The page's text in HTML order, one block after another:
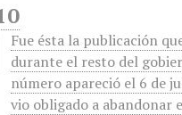
Fue ésta la publicación
durante el resto del
número apareció el 6 de
vio obligado a abandonar